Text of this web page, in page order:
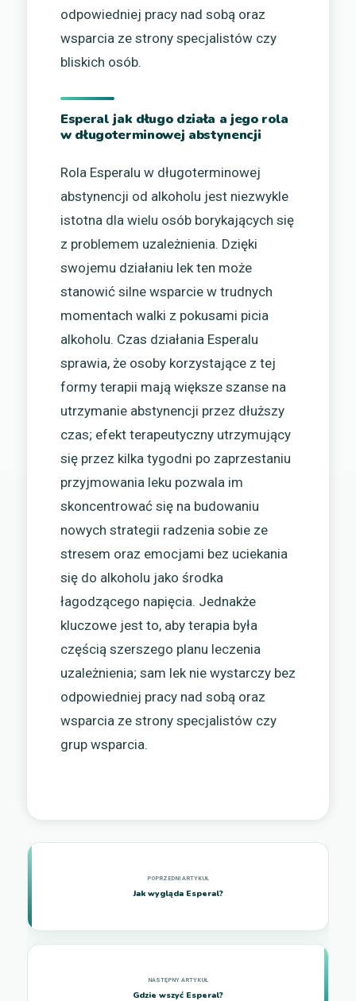
odpowiedniej pracy nad sobą oraz
wsparcia ze strony specjalistów czy
bliskich osób.
Esperal jak długo działa a jego rola
w długoterminowej abstynencji
Rola Esperalu w długoterminowej
abstynencji od alkoholu jest niezwykle
istotna dla wielu osób borykających się
z problemem uzależnienia. Dzięki
swojemu działaniu lek ten może
stanowić silne wsparcie w trudnych
momentach walki z pokusami picia
alkoholu. Czas działania Esperalu
sprawia, że osoby korzystające z tej
formy terapii mają większe szanse na
utrzymanie abstynencji przez dłuższy
czas; efekt terapeutyczny utrzymujący
się przez kilka tygodni po zaprzestaniu
przyjmowania leku pozwala im
skoncentrować się na budowaniu
nowych strategii radzenia sobie ze
stresem oraz emocjami bez uciekania
się do alkoholu jako środka
łagodzącego napięcia. Jednakże
kluczowe jest to, aby terapia była
częścią szerszego planu leczenia
uzależnienia; sam lek nie wystarczy bez
odpowiedniej pracy nad sobą oraz
wsparcia ze strony specjalistów czy
grup wsparcia.
Jak wygląda Esperal?
Gdzie wszyć Esperal?